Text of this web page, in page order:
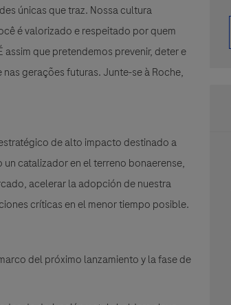
únicas que traz. Nossa cultura
é valorizado e respeitado por quem
que pretendemos prevenir, deter e
gerações futuras. Junte-se à Roche,
de alto impacto destinado a
catalizador en el terreno bonaerense,
acelerar la adopción de nuestra
críticas en el menor tiempo posible.
del próximo lanzamiento y la fase de